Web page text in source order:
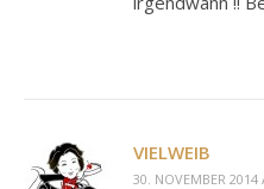
VIELWEIB
30. NOVEMBER 2014